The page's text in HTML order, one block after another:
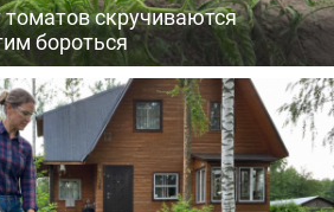
скручиваются
бороться